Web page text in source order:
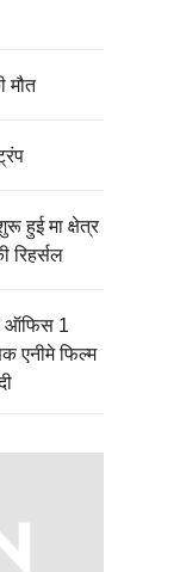
मौत
हुई मा क्षेत्र
रिहर्सल
ऑफिस 1
एनीमे फिल्म